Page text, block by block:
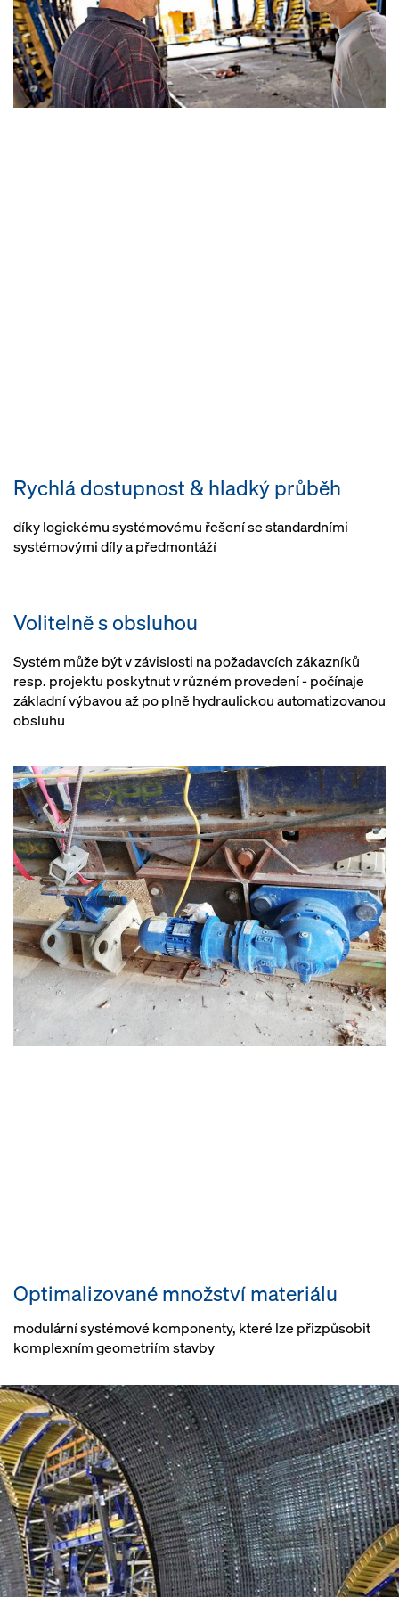
Rychlá dostupnost & hladký průběh
díky logickému systémovému řešení se standardními
systémovými díly a předmontáží
Volitelně s obsluhou
Systém může být v závislosti na požadavcích zákazníků
resp. projektu poskytnut v různém provedení - počínaje
základní výbavou až po plně hydraulickou automatizovanou
obsluhu
Optimalizované množství materiálu
modulární systémové komponenty, které lze přizpůsobit
komplexním geometriím stavby